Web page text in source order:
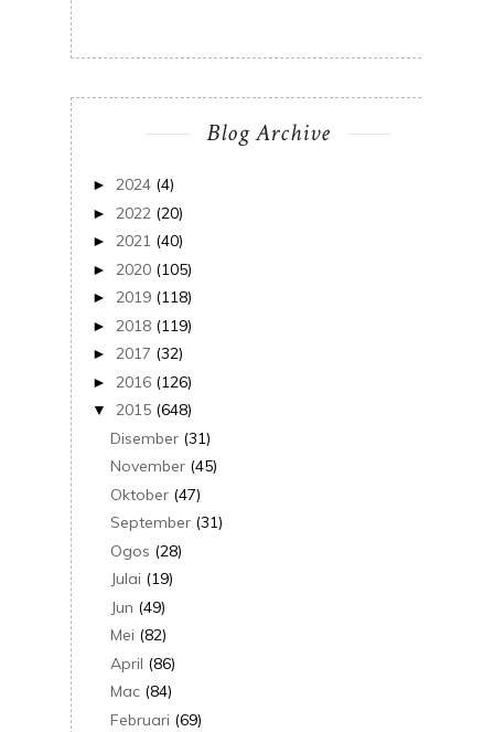
Blog Archive
► 2024 (4)
► 2022 (20)
► 2021 (40)
► 2020 (105)
► 2019 (118)
► 2018 (119)
► 2017 (32)
► 2016 (126)
▼ 2015 (648)
Disember (31)
November (45)
Oktober (47)
September (31)
Ogos (28)
Julai (19)
Jun (49)
Mei (82)
April (86)
Mac (84)
Februari (69)